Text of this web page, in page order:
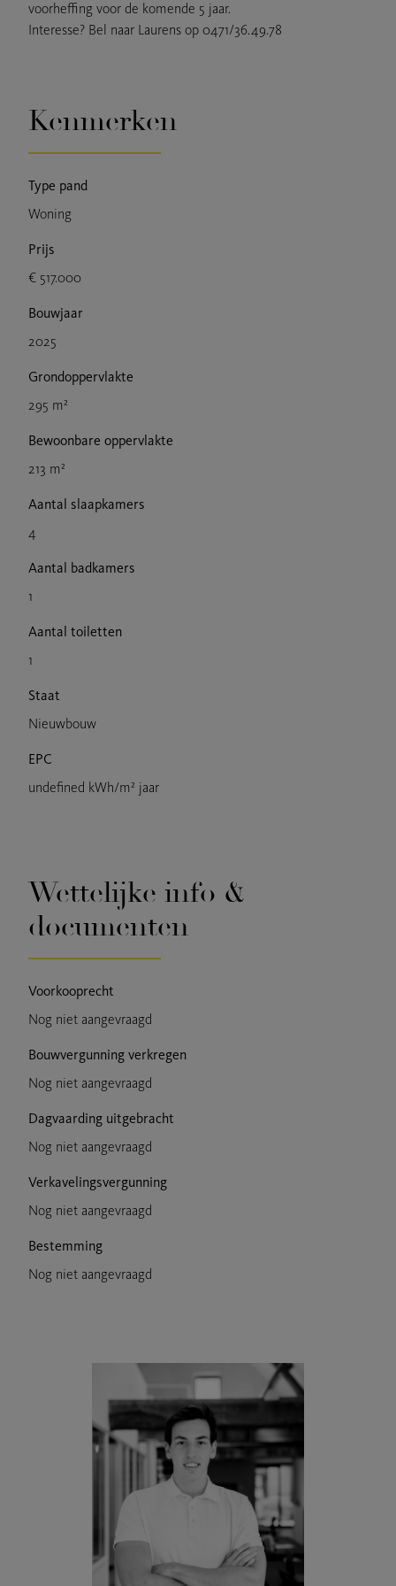
voorheffing voor de komende 5 jaar.
Interesse? Bel naar Laurens op 0471/36.49.78
Kenmerken
Type pand
Woning
Prijs
€ 517.000
Bouwjaar
2025
Grondoppervlakte
295 m²
Bewoonbare oppervlakte
213 m²
Aantal slaapkamers
4
Aantal badkamers
1
Aantal toiletten
1
Staat
Nieuwbouw
EPC
undefined kWh/m² jaar
Wettelijke info &
documenten
Voorkooprecht
Nog niet aangevraagd
Bouwvergunning verkregen
Nog niet aangevraagd
Dagvaarding uitgebracht
Nog niet aangevraagd
Verkavelingsvergunning
Nog niet aangevraagd
Bestemming
Nog niet aangevraagd